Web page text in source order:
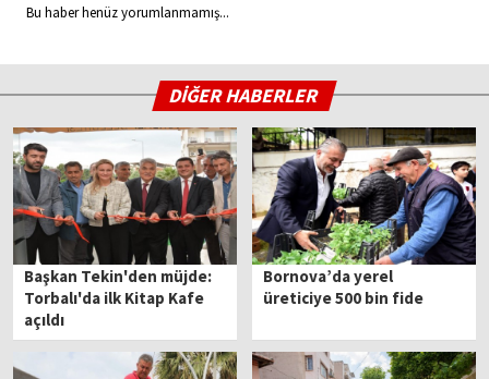
Bu haber henüz yorumlanmamış...
DİĞER HABERLER
Başkan Tekin'den müjde:
Torbalı'da ilk Kitap Kafe
açıldı
Bornova’da yerel
üreticiye 500 bin fide